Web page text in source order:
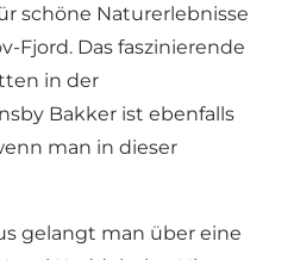
schöne Naturerlebnisse
Fjord. Das faszinierende
in der
Bakker ist ebenfalls
man in dieser
gelangt man über eine